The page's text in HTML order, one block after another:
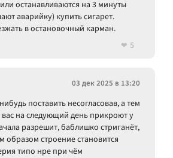
останавливаются на 3 минуты
аварийку) купить сигарет.
в остановочный карман.
5
03 дек 2025 в 13:20
поставить несогласовав, а тем
вас на следующий день прикроют у
разрешит, баблишко стриганёт,
образом строение становится
типо нре при чём